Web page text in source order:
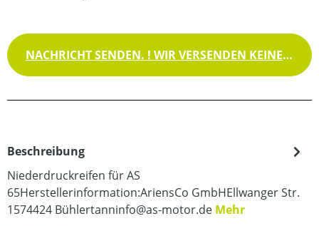
NACHRICHT SENDEN. ! WIR VERSENDEN KEINE WAREN !
Beschreibung
Niederdruckreifen für AS
65Herstellerinformation:AriensCo GmbHEllwanger Str.
1574424 Bühlertanninfo@as-motor.de Mehr